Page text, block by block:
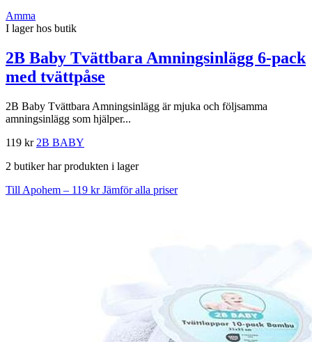
Amma
I lager hos butik
2B Baby Tvättbara Amningsinlägg 6-pack
med tvättpåse
2B Baby Tvättbara Amningsinlägg är mjuka och följsamma
amningsinlägg som hjälper...
119 kr 2B BABY
2 butiker har produkten i lager
Till Apohem – 119 krJämför alla priser